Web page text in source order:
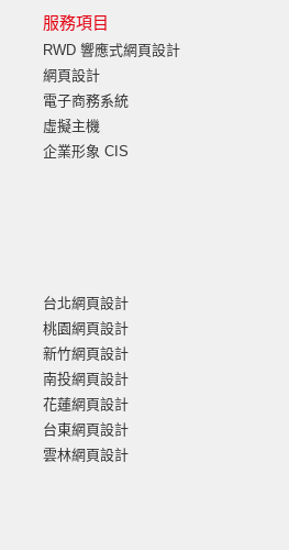
服務項目
RWD 響應式網頁設計
網頁設計
電子商務系統
虛擬主機
企業形象 CIS
台北網頁設計
桃園網頁設計
新竹網頁設計
南投網頁設計
花蓮網頁設計
台東網頁設計
雲林網頁設計